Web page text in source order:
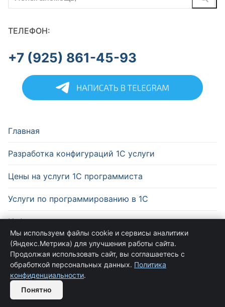
ТЕЛЕФОН:
+7 (925) 861-45-93
Главная
Разработка конфигураций 1С услуги
Цены на услуги 1С программиста
Услуги по программированию в 1С
Информация
Авторское право © 2026 Услуга по сопровождению 1С
Мы используем файлы cookie и сервисы аналитики
(Яндекс.Метрика) для улучшения работы сайта.
Продолжая использовать сайт, вы соглашаетесь с
обработкой персональных данных. Политика
конфиденциальности.
Понятно
Обратная связь
Open